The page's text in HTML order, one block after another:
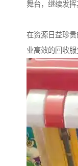
舞台，继续发挥
在资源日益珍
业高效的回收服